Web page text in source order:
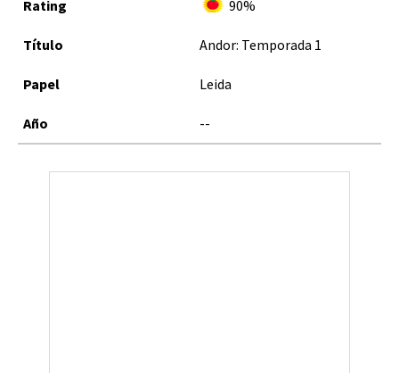
90%
Andor: Temporada 1
Leida
--